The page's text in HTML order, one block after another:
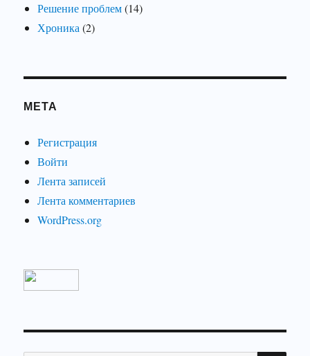
Решение проблем(14)
Хроника (2)
МЕТА
Регистрация
Войти
Лента записей
Лента комментариев
WordPress.org